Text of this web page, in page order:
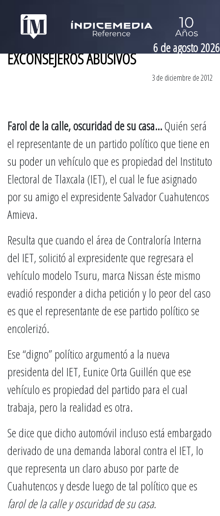
6 de agosto 2026
EXCONSEJEROS ABUSIVOS
3 de diciembre de 2012
Farol de la calle, oscuridad de su casa…Quién será
el representante de un partido político que tiene en
su poder un vehículo que es propiedad del Instituto
Electoral de Tlaxcala (IET), el cual le fue asignado
por su amigo el expresidente Salvador Cuahutencos
Amieva.
Resulta que cuando el área de Contraloría Interna
del IET, solicitó al expresidente que regresara el
vehículo modelo Tsuru, marca Nissan éste mismo
evadió responder a dicha petición y lo peor del caso
es que el representante de ese partido político se
encolerizó.
Ese “digno” político argumentó a la nueva
presidenta del IET, Eunice Orta Guillén que ese
vehículo es propiedad del partido para el cual
trabaja, pero la realidad es otra.
Se dice que dicho automóvil incluso está embargado
derivado de una demanda laboral contra el IET, lo
que representa un claro abuso por parte de
Cuahutencos y desde luego de tal político que es
farol de la calle y oscuridad de su casa.